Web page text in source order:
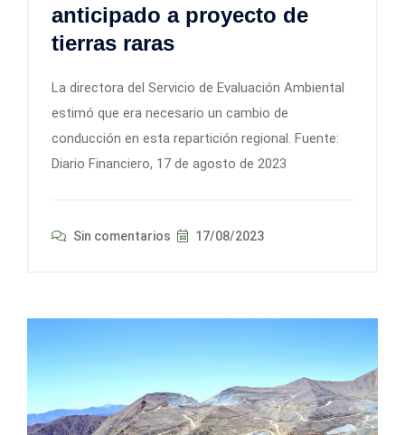
anticipado a proyecto de
tierras raras
La directora del Servicio de Evaluación Ambiental
estimó que era necesario un cambio de
conducción en esta repartición regional. Fuente:
Diario Financiero, 17 de agosto de 2023
Sin comentarios 17/08/2023